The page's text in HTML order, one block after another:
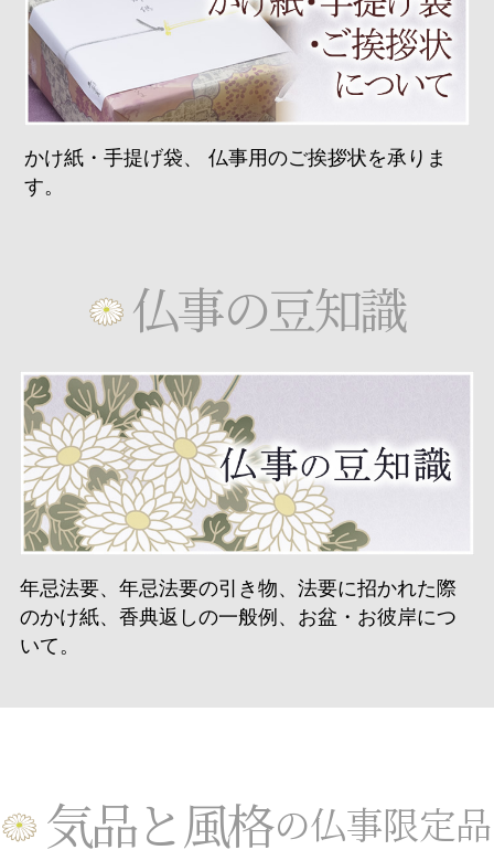
かけ紙・手提げ袋、
仏事用のご挨拶状を承りま
す。
仏事の豆知識
年忌法要、年忌法要の引き物、法要に招かれた際
のかけ紙、香典返しの一般例、お盆・お彼岸につ
いて。
気品と風格の仏事限定品